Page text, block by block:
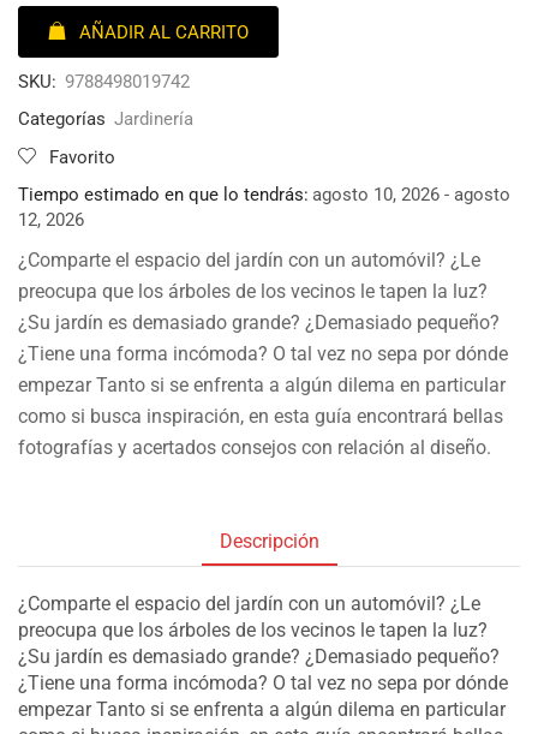
AÑADIR AL CARRITO
SKU: 9788498019742
Categorías Jardinería
Favorito
Tiempo estimado en que lo tendrás: agosto 10, 2026 - agosto
12, 2026
¿Comparte el espacio del jardín con un automóvil? ¿Le
preocupa que los árboles de los vecinos le tapen la luz?
¿Su jardín es demasiado grande? ¿Demasiado pequeño?
¿Tiene una forma incómoda? O tal vez no sepa por dónde
empezar Tanto si se enfrenta a algún dilema en particular
como si busca inspiración, en esta guía encontrará bellas
fotografías y acertados consejos con relación al diseño.
Descripción
¿Comparte el espacio del jardín con un automóvil? ¿Le
preocupa que los árboles de los vecinos le tapen la luz?
¿Su jardín es demasiado grande? ¿Demasiado pequeño?
¿Tiene una forma incómoda? O tal vez no sepa por dónde
empezar Tanto si se enfrenta a algún dilema en particular